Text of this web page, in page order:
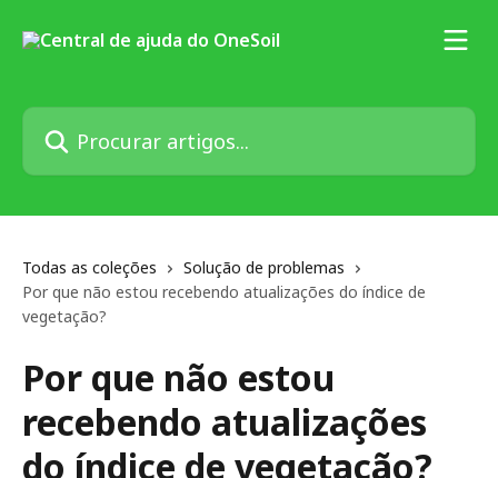
Procurar artigos...
Todas as coleções
Solução de problemas
Por que não estou recebendo atualizações do índice de
vegetação?
Por que não estou
recebendo atualizações
do índice de vegetação?